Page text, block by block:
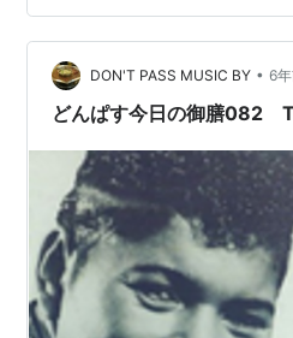
数のジャンルにカテゴライズ
ィ・メタル、パンク、ハード
始め、ことサウンド面の激しさ
史を見ていく…
DON'T PASS MUSIC BY • 6
どんぱす今日の御膳082